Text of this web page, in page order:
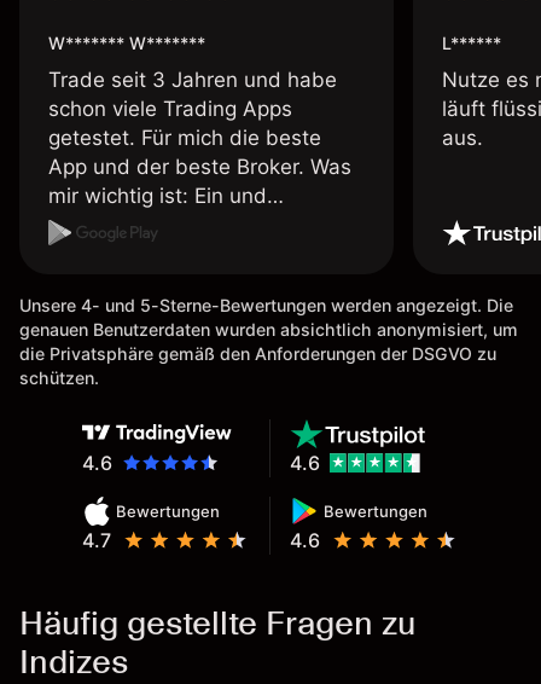
W******* W*******
Trade seit 3 Jahren und habe
schon viele Trading Apps
getestet. Für mich die beste
App und der beste Broker. Was
mir wichtig ist: Ein und
Auszahlungen per Kreditkarte
möglich. Berichte, Auszüge OK.
Eine Diagrammfunktion wie es
bei Naga ist wäre
L******
Nutze es
läuft
aus.
Unsere 4- und 5-Sterne-Bewertungen werden angezeigt. Die
genauen Benutzerdaten wurden absichtlich anonymisiert, um
die Privatsphäre gemäß den Anforderungen der DSGVO zu
schützen.
4.6
Bewertungen
4.7
Bewertungen
4.6
4.6
Häufig gestellte Fragen zu
Indizes